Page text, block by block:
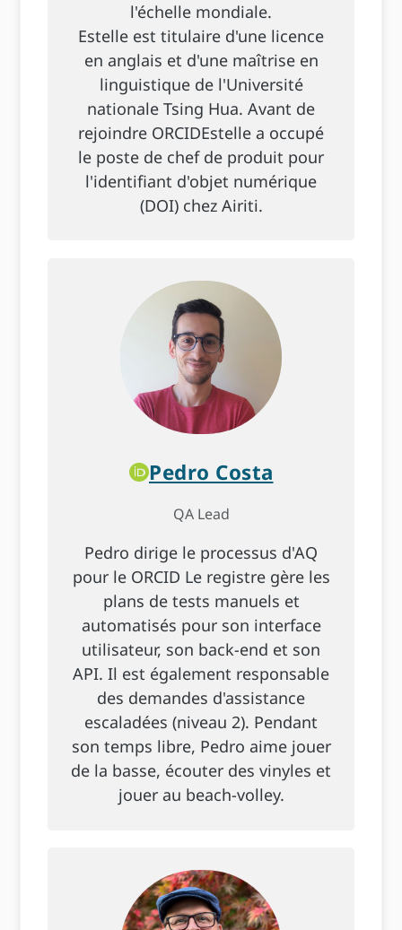
l'échelle mondiale.
Estelle est titulaire d'une licence
en anglais et d'une maîtrise en
linguistique de l'Université
nationale Tsing Hua. Avant de
rejoindre ORCIDEstelle a occupé
le poste de chef de produit pour
l'identifiant d'objet numérique
(DOI) chez Airiti.
Pedro Costa
QA Lead
Pedro dirige le processus d'AQ
pour le ORCID Le registre gère les
plans de tests manuels et
automatisés pour son interface
utilisateur, son back-end et son
API. Il est également responsable
des demandes d'assistance
escaladées (niveau 2). Pendant
son temps libre, Pedro aime jouer
de la basse, écouter des vinyles et
jouer au beach-volley.